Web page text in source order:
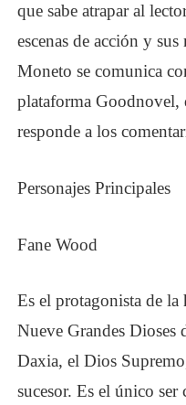
que sabe atrapar al
escenas de acción y
Moneto se comunica
plataforma Goodnovel,
responde a los
Personajes Principales
Fane Wood
Es el protagonista de
Nueve Grandes Dioses
Daxia, el Dios
sucesor. Es el único